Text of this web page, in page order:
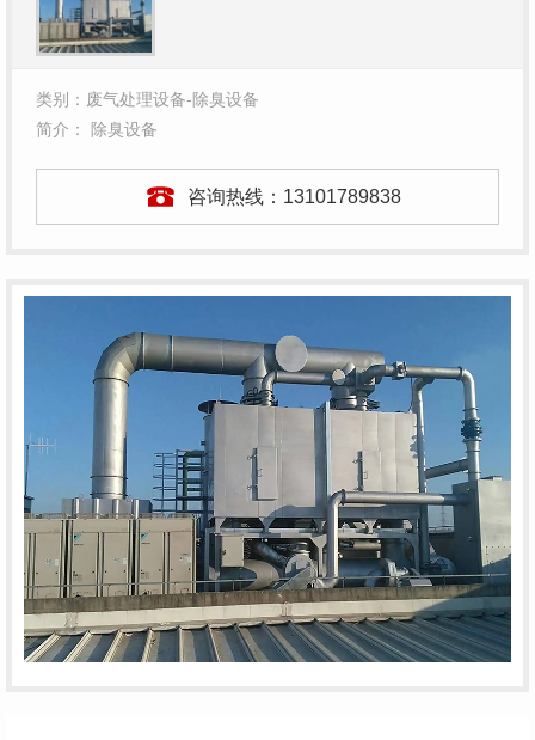
类别：废气处理设备-除臭设备
简介： 除臭设备
咨询热线： 13101789838